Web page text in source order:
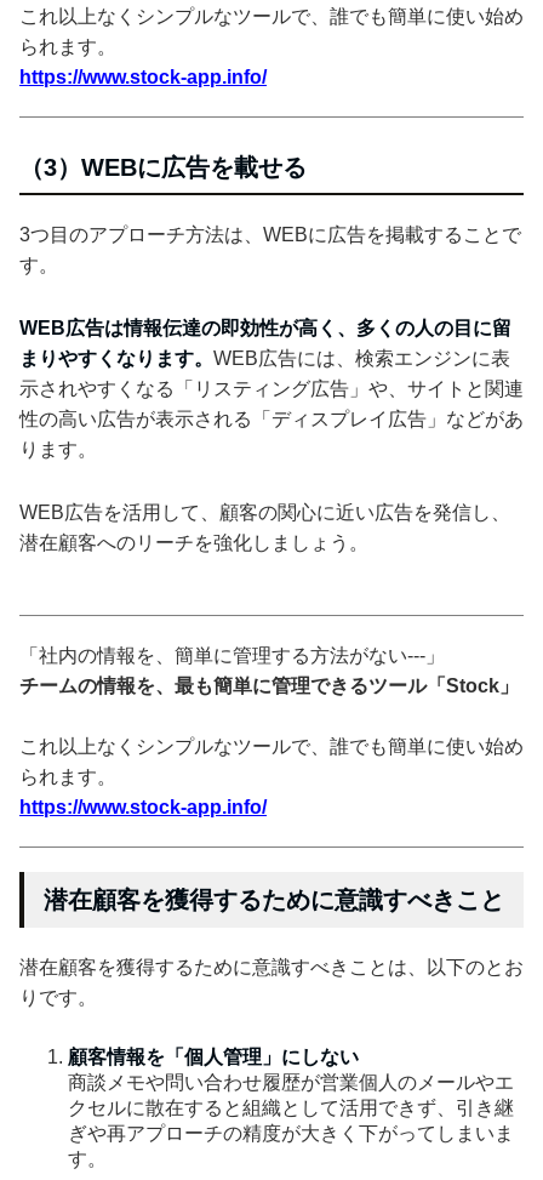
これ以上なくシンプルなツールで、誰でも簡単に使い始め
られます。
https://www.stock-app.info/
（3）WEBに広告を載せる
3つ目のアプローチ方法は、WEBに広告を掲載することで
す。
WEB広告は情報伝達の即効性が高く、多くの人の目に留
まりやすくなります。 WEB広告には、検索エンジンに表
示されやすくなる「リスティング広告」や、サイトと関連
性の高い広告が表示される「ディスプレイ広告」などがあ
ります。
WEB広告を活用して、顧客の関心に近い広告を発信し、
潜在顧客へのリーチを強化しましょう。
「社内の情報を、簡単に管理する方法がない---」
チームの情報を、最も簡単に管理できるツール「Stock」
これ以上なくシンプルなツールで、誰でも簡単に使い始め
られます。
https://www.stock-app.info/
潜在顧客を獲得するために意識すべきこと
潜在顧客を獲得するために意識すべきことは、以下のとお
りです。
顧客情報を「個人管理」にしない
商談メモや問い合わせ履歴が営業個人のメールやエ
クセルに散在すると組織として活用できず、引き継
ぎや再アプローチの精度が大きく下がってしまいま
す。